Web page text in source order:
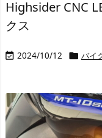
Highsider CNC
クス
 2024/10/12  バイ